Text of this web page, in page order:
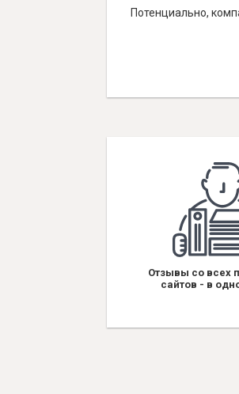
Потенциально,
Отзывы со всех
сайтов - в